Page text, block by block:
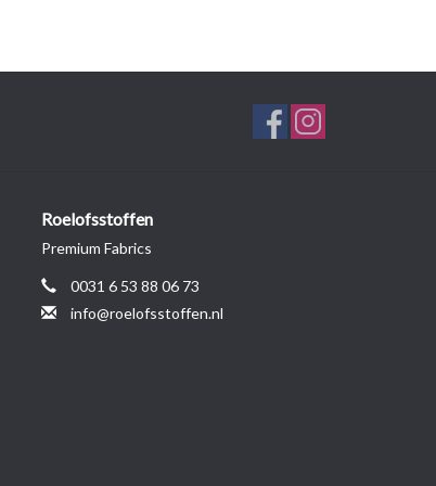
Roelofsstoffen
Premium Fabrics
0031 6 53 88 06 73
info@roelofsstoffen.nl